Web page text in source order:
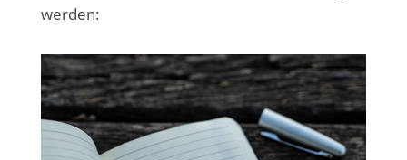
werden: